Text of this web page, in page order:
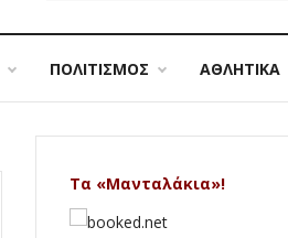
ΠΟΛΙΤΙΣΜΟΣ ΑΘΛΗΤΙΚΑ
Τα «Μανταλάκια»!